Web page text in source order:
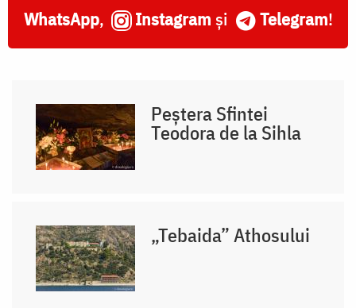
WhatsApp, Instagram și Telegram!
Peștera Sfintei
Teodora de la Sihla
„Tebaida” Athosului